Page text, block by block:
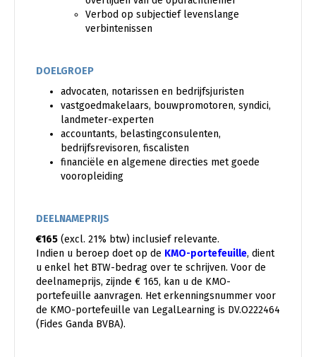
Verbod op subjectief levenslange
verbintenissen
DOELGROEP
advocaten, notarissen en bedrijfsjuristen
vastgoedmakelaars, bouwpromotoren, syndici,
landmeter-experten
accountants, belastingconsulenten,
bedrijfsrevisoren, fiscalisten
financiële en algemene directies met goede
vooropleiding
DEELNAMEPRIJS
€165 (excl. 21% btw) inclusief relevante.
Indien u beroep doet op de KMO-portefeuille, dient
u enkel het BTW-bedrag over te schrijven. Voor de
deelnameprijs, zijnde € 165, kan u de KMO-
portefeuille aanvragen. Het erkenningsnummer voor
de KMO-portefeuille van LegalLearning is DV.O222464
(Fides Ganda BVBA).